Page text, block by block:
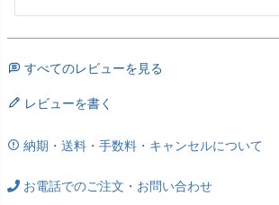
すべてのレビューを見る
レビューを書く
納期・送料・手数料・キャンセルについて
お電話でのご注文・お問い合わせ